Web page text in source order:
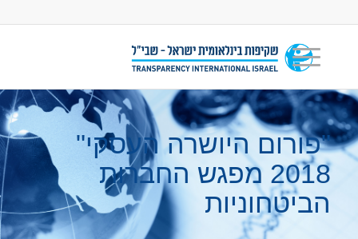
"פורום היושרה העסקי"
2018 מפגש החברות
הביטחוניות